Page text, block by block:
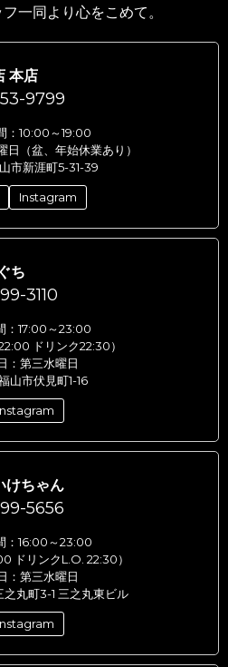
一同より心をこめて。
本店
9799
：10:00～19:00
日（盆、年始休業あり）
市新涯町5-31-39
Instagram
ち
3110
：17:00～23:00
ドリンク22:30）
：第三水曜日
山市伏見町1-16
けちゃん
5656
：16:00～23:00
ドリンクL.O. 22:30）
：第三水曜日
之丸町3-1 三之丸東ビル